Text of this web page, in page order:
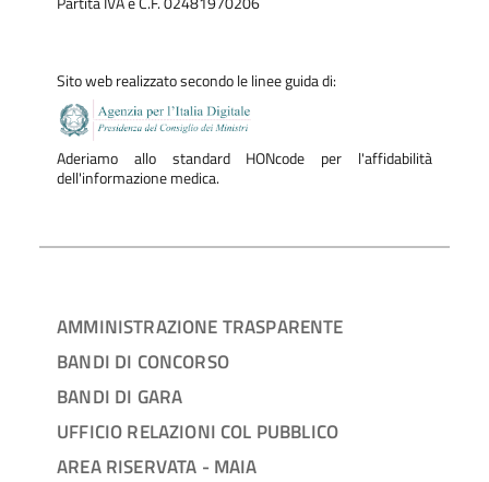
Sito web realizzato secondo le linee guida di:
Aderiamo allo standard HONcode per l'affidabilità
dell'informazione medica.
AMMINISTRAZIONE TRASPARENTE
BANDI DI CONCORSO
BANDI DI GARA
UFFICIO RELAZIONI COL PUBBLICO
AREA RISERVATA - MAIA